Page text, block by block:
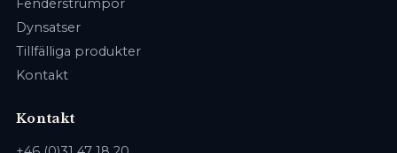
Fenderstrumpor
Dynsatser
Tillfälliga produkter
Kontakt
Kontakt